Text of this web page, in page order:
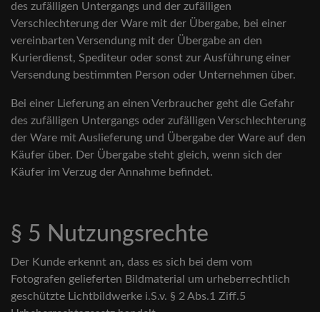
des zufälligen Untergangs und der zufälligen
Verschlechterung der Ware mit der Übergabe, bei einer
vereinbarten Versendung mit der Übergabe an den
Kurierdienst, Spediteur oder sonst zur Ausführung einer
Versendung bestimmten Person oder Unternehmen über.
Bei einer Lieferung an einen Verbraucher geht die Gefahr
des zufälligen Untergangs oder zufälligen Verschlechterung
der Ware mit Auslieferung und Übergabe der Ware auf den
Käufer über. Der Übergabe steht gleich, wenn sich der
Käufer im Verzug der Annahme befindet.
§ 5 Nutzungsrechte
Der Kunde erkennt an, dass es sich bei dem vom
Fotografen gelieferten Bildmaterial um urheberrechtlich
geschützte Lichtbildwerke i.S.v. § 2 Abs.1 Ziff.5